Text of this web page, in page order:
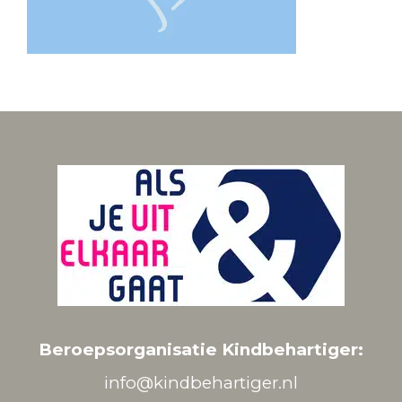
Beroepsorganisatie Kindbehartiger:
info@kindbehartiger.nl